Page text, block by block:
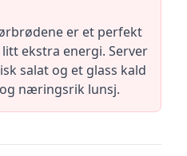
er et perfekt
ekstra energi. Server
salat og et glass kald
næringsrik lunsj.